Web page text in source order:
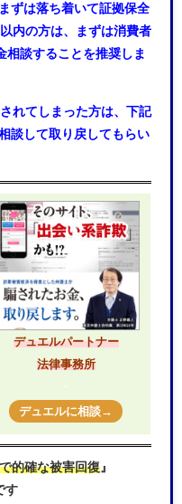
ずは落ち着いて証拠保全
内の方は、まずは消費者
相談することを推奨しま
れてしまった方は、下記
談して取り戻してもらい
デュエルパートナー
法律事務所
・
デュエルに相談→
的確な被害回復 』
す